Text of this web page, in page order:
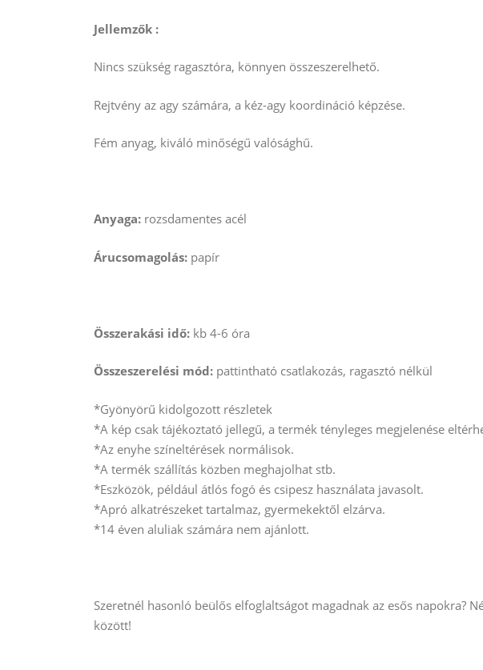
Jellemzők :
Nincs szükség ragasztóra, könnyen összeszerelhető.
Rejtvény az agy számára, a kéz-agy koordináció képzése.
Fém anyag, kiváló minőségű valósághű.
Anyaga: rozsdamentes acél
Árucsomagolás: papír
Összerakási idő: kb 4-6 óra
Összeszerelési mód: pattintható csatlakozás, ragasztó nélkül
*Gyönyörű kidolgozott részletek
*A kép csak tájékoztató jellegű, a termék tényleges megjelenése
*Az enyhe színeltérések normálisok.
*A termék szállítás közben meghajolhat stb.
*Eszközök, például átlós fogó és csipesz használata javasolt.
*Apró alkatrészeket tartalmaz, gyermekektől elzárva.
*14 éven aluliak számára nem ajánlott.
Szeretnél hasonló beülős elfoglaltságot magadnak az esős napokra?
között!